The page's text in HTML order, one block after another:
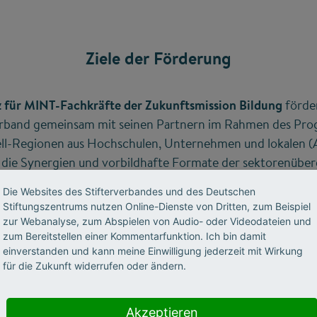
Ziele der Förderung
für MINT-Fachkräfte der Zukunftsmission Bildung
gemeinsam mit seinen Partnern im Rahmen des
Regionen aus Hochschulen, Unternehmen und lokalen
Synergien und vorbildhafte Formate der
haben. Gemeinschaftlich haben diese Modell-
in den deutschen Arbeitsmarkt ausgebaut und
geschaffen. Die Hochschulen dienen
Antrag.
in einem 18-monatigen Austauschprozess
Lösungen von nationalem Interesse zu identifizieren,
Die Websites des Stifterverbandes und des Deutschen
Stiftungszentrums nutzen Online-Dienste von Dritten, zum Beispiel
zur Webanalyse, zum Abspielen von Audio- oder Videodateien und
zum Bereitstellen einer Kommentarfunktion. Ich bin damit
einverstanden und kann meine Einwilligung jederzeit mit Wirkung
für die Zukunft widerrufen oder ändern.
Akzeptieren